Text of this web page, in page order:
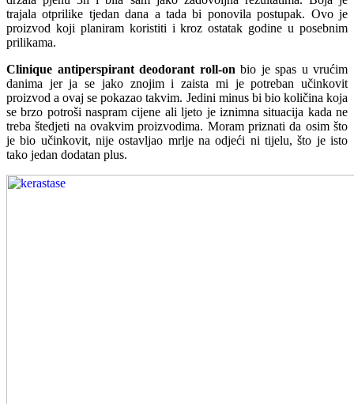
trajala otprilike tjedan dana a tada bi ponovila postupak. Ovo je
proizvod koji planiram koristiti i kroz ostatak godine u posebnim
prilikama.
Clinique antiperspirant deodorant roll-onbio je spas u vrućim
danima jer ja se jako znojim i zaista mi je potreban učinkovit
proizvod a ovaj se pokazao takvim. Jedini minus bi bio količina koja
se brzo potroši naspram cijene ali ljeto je iznimna situacija kada ne
treba štedjeti na ovakvim proizvodima. Moram priznati da osim što
je bio učinkovit, nije ostavljao mrlje na odjeći ni tijelu, što je isto
tako jedan dodatan plus.